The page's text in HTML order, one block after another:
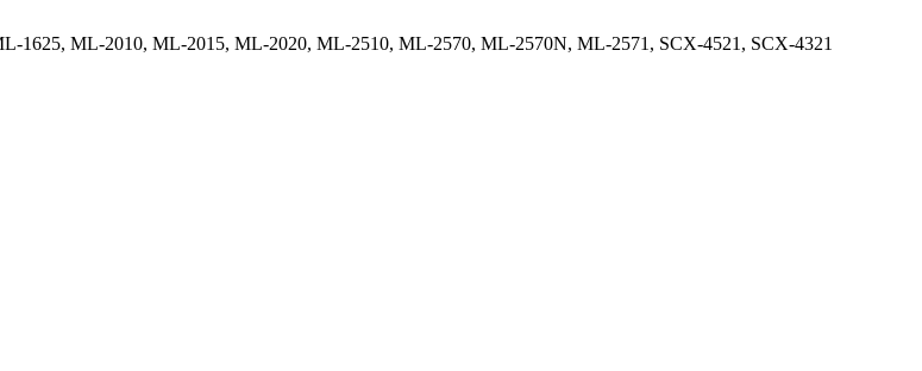
1625, ML-2010, ML-2015, ML-2020, ML-2510, ML-2570, ML-2570N, ML-2571, SCX-4521, SCX-4321